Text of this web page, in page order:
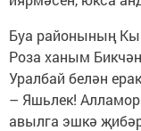
Буа районының
Роза ханым
Уралбай белән
– Яшьлек!
авылга эшкә